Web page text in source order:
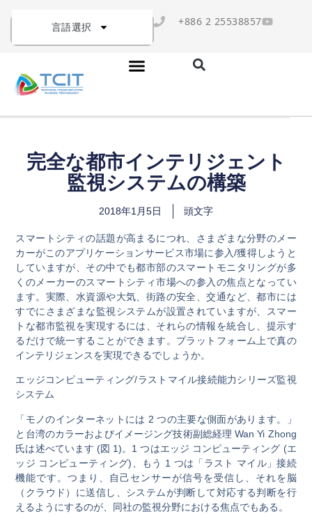
言語選択 +886 2 25538857
完全な都市インテリジェント
監視システムの構築
2018年1月5日 頭文字
スマートシティの話題が高まるにつれ、さまざまな分野のメー
カーがこのアプリケーションサービス市場に参入/獲得しようと
していますが、その中でも都市部のスマートモニタリングが多
くのメーカーのスマートシティ市場への参入の焦点となってい
ます。実際、水資源や大気、街路の安全、交通など、都市には
すでにさまざまな監視システムが設置されていますが、スマー
トな都市監視を実現するには、それらの情報を統合し、提示す
るだけで統一することができます。プラットフォーム上で真の
インテリジェンスを実現できるでしょうか。
エッジコンピューティング/ラストマイル接続能力シリーズ監視
システム
「モノのインターネットには 2 つの主要な側面があります。」
と台湾のカラーおよびイメージング技術副総経理 Wan Yi Zhong
氏は述べています (図 1)。1 つはエッジ コンピューティング (エ
ッジ コンピューティング)、もう 1 つは「ラスト マイル」接続
機能です。つまり、自己センサーが信号を受信し、それを脳
（クラウド）に送信し、システムが判断して対応する判断を行
えるようにするのが、同社の監視分野における焦点でもある。